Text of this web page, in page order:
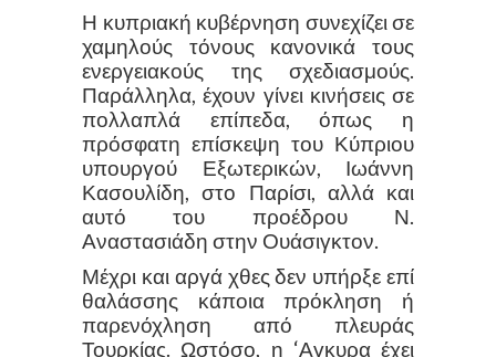
Η κυπριακή κυβέρνηση συνεχίζει σε
χαμηλούς τόνους κανονικά τους
ενεργειακούς της σχεδιασμούς.
Παράλληλα, έχουν γίνει κινήσεις σε
πολλαπλά επίπεδα, όπως η
πρόσφατη επίσκεψη του Κύπριου
υπουργού Εξωτερικών, Ιωάννη
Κασουλίδη, στο Παρίσι, αλλά και
αυτό του προέδρου Ν.
Αναστασιάδη στην Ουάσιγκτον.
Μέχρι και αργά χθες δεν υπήρξε επί
θαλάσσης κάποια πρόκληση ή
παρενόχληση από πλευράς
Τουρκίας. Ωστόσο, η ‘Αγκυρα έχει